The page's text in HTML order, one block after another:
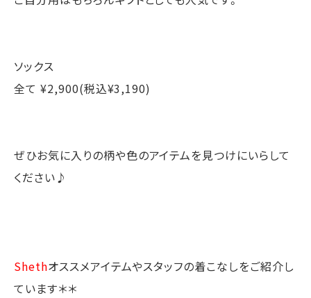
ソックス
全て ¥2,900(税込¥3,190)
ぜひお気に入りの柄や色のアイテムを見つけにいらして
ください♪
Shethオススメアイテムやスタッフの着こなしをご紹介し
ています＊＊